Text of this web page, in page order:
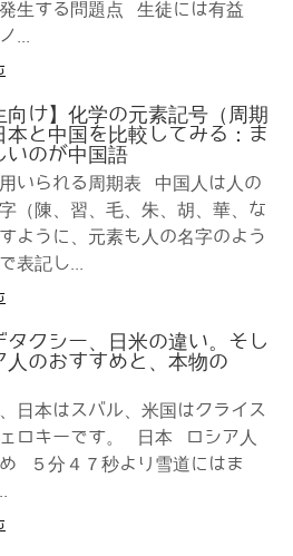
生する問題点 生徒には有益
...
向け】化学の元素記号（周期
本と中国を比較してみる：ま
いのが中国語
いられる周期表 中国人は人の
（陳、習、毛、朱、胡、華、な
ように、元素も人の名字のよう
表記し...
タクシー、日米の違い。そし
人のおすすめと、本物の
日本はスバル、米国はクライス
ロキーです。 日本 ロシア人
５分４７秒より雪道にはま